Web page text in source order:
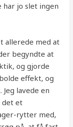
jo slet ingen
allerede med at
begyndte at
og gjorde
effekt, og
lavede en
det et
rytter med,